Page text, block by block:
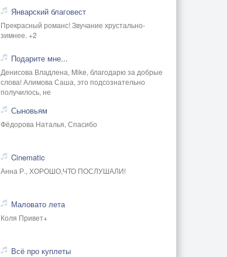
Январский благовест
Прекрасный романс! Звучание хрустально-
зимнее. +2
Подарите мне...
Денисова Владлена, Mike, благодарю за добрые
слова! Алимова Саша, это подсознательно
получилось, не
Сыновьям
Фёдорова Наталья, Спасибо
Cinematic
Анна Р., ХОРОШО,ЧТО ПОСЛУШАЛИ!
Маловато лета
Коля Привет+
Всё про куплеты